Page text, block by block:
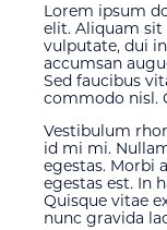
Lorem ipsum
elit. Aliquam
vulputate, dui
accumsan
Sed faucibus
commodo nisl.
Vestibulum
id mi mi.
egestas. Morbi
egestas est. In
Quisque vitae
nunc gravida